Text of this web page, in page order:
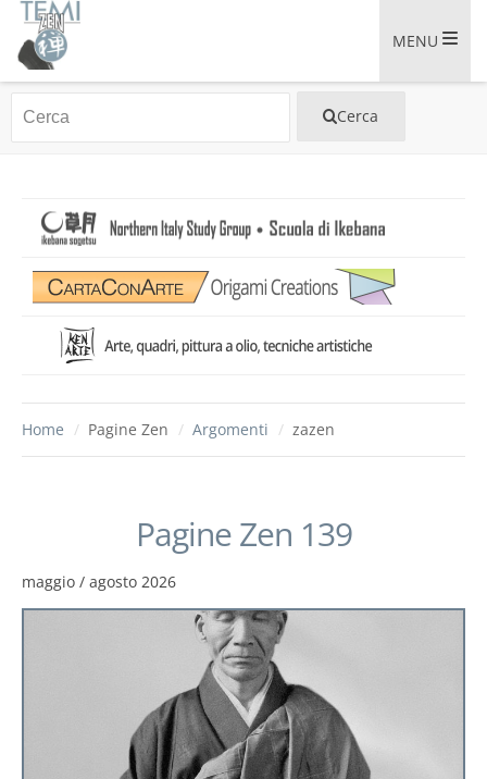
MENU
Home / Pagine Zen / Argomenti / zazen
Pagine Zen 139
maggio / agosto 2026